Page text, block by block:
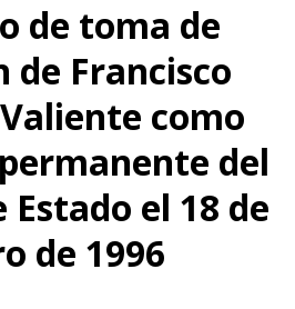
de toma de
de Francisco
como
del
Estado el 18 de
de 1996